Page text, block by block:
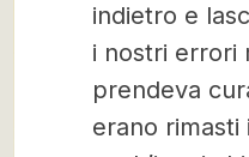
indietro e
i nostri errori
prendeva
erano rimasti